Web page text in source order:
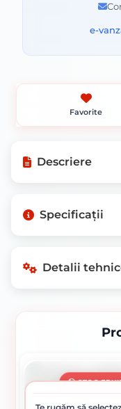
e-
Favorite
Descriere
acest produs.
Specificații
Detalii
Detalii STOC